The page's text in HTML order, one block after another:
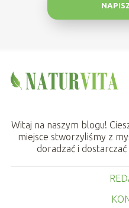
Witaj na naszym blogu!
miejsce stworzyliśmy z
doradzać i